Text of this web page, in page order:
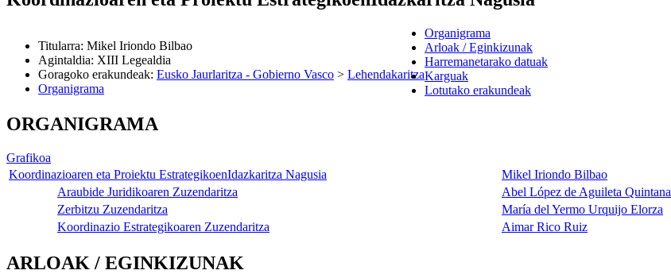
Titularra: Mikel Iriondo Bilbao
Agintaldia: XIII Legealdia
Goragoko erakundeak: Eusko Jaurlaritza - Gobierno Vasco > Lehendakaritza
Organigrama
Organigrama
Arloak / Eginkizunak
Harremanetarako datuak
Karguak
Lotutako erakundeak
ORGANIGRAMA
Grafikoa
Koordinazioaren eta Proiektu EstrategikoenIdazkaritza Nagusia
Mikel Iriondo Bilbao
Araubide Juridikoaren Zuzendaritza
Abel López de Aguileta Quintana
Zerbitzu Zuzendaritza
María del Yermo Urquijo Elorza
Koordinazio Estrategikoaren Zuzendaritza
Aimar Rico Ruiz
ARLOAK / EGINKIZUNAK